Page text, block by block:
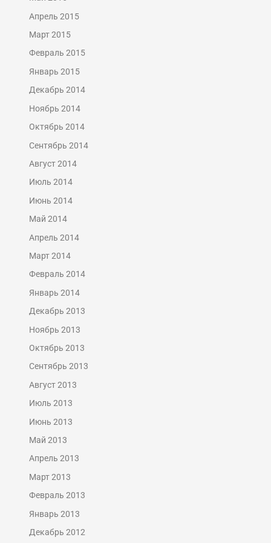
Апрель 2015
Март 2015
Февраль 2015
Январь 2015
Декабрь 2014
Ноябрь 2014
Октябрь 2014
Сентябрь 2014
Август 2014
Июль 2014
Июнь 2014
Май 2014
Апрель 2014
Март 2014
Февраль 2014
Январь 2014
Декабрь 2013
Ноябрь 2013
Октябрь 2013
Сентябрь 2013
Август 2013
Июль 2013
Июнь 2013
Май 2013
Апрель 2013
Март 2013
Февраль 2013
Январь 2013
Декабрь 2012